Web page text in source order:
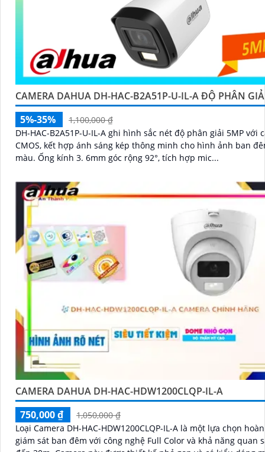
CAMERA DAHUA DH-HAC-B2A51P-U-IL-A ĐỘ PHÂN
5%-35%
1,100,000 ₫
DH-HAC-B2A51P-U-IL-A ghi hình sắc nét độ phân giải 5MP với
CMOS, kết hợp ánh sáng kép thông minh cho hình ảnh ban
màu. Ống kính 3. 6mm góc rộng 92°, tích hợp mic...
CAMERA DAHUA DH-HAC-HDW1200CLQP-IL-A
750,000 ₫
1,050,000 ₫
Loại Camera DH-HAC-HDW1200CLQP-IL-A là một lựa chọn
giám sát ban đêm với công nghệ Full Color và khả năng quan